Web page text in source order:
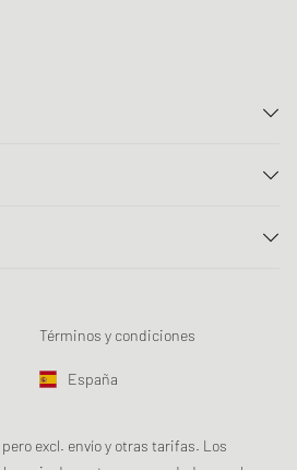
Términos y condiciones
España
excl. envío y otras tarifas. Los